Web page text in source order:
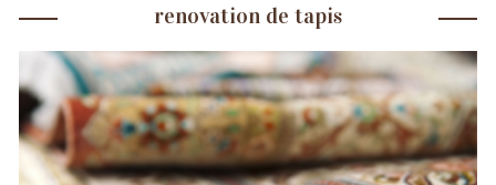
renovation de tapis